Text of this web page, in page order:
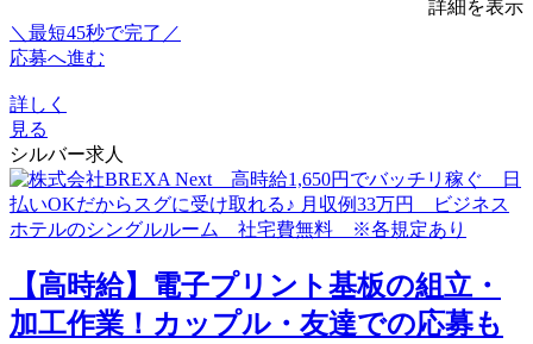
詳細を表示
＼最短45秒で完了／
応募へ進む
詳しく
見る
シルバー求人
【高時給】電子プリント基板の組立・
加工作業！カップル・友達での応募も